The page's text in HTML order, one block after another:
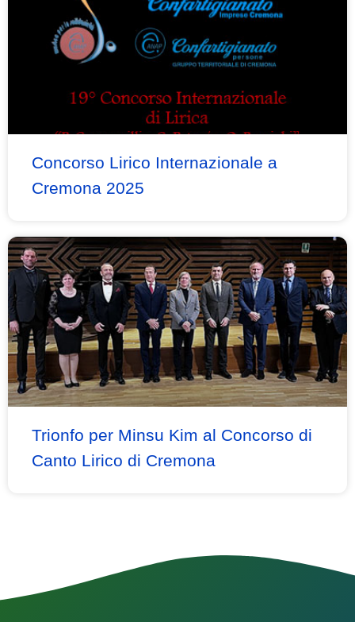
Concorso Lirico Internazionale a
Cremona 2025
Trionfo per Minsu Kim al Concorso di
Canto Lirico di Cremona